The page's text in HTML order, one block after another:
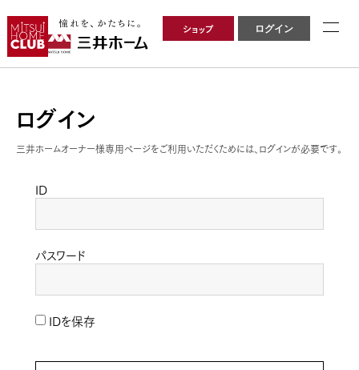
ショップ ログイン
ログイン
三井ホームオーナー様専用ページをご利用いただくためには、ログインが必要です。
ID
パスワード
IDを保存